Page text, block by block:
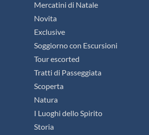
Mercatini di Natale
Novita
Exclusive
Soggiorno con Escursioni
Tour escorted
Tratti di Passeggiata
Scoperta
Natura
I Luoghi dello Spirito
Storia